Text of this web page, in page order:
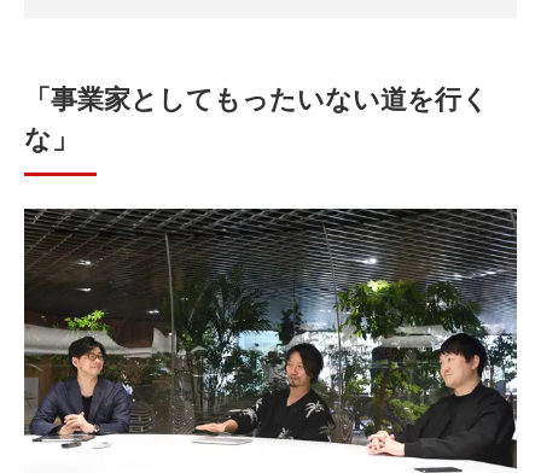
「事業家としてもったいない道を行く
な」